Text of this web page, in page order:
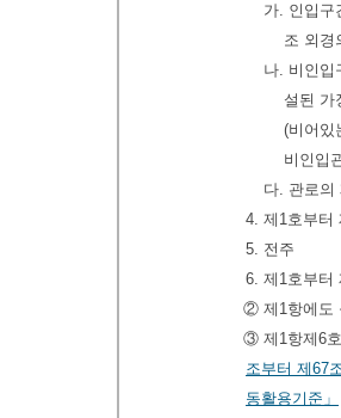
가. 인입구
조 외경
나. 비인입
설된 가
(비어있
비인입
다. 관로
4. 제1호부터
5. 전주
6. 제1호부터
② 제1항에도
③ 제1항제6
조부터 제67
동활용기준」